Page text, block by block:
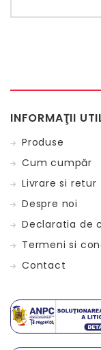
INFORMAŢII
Produse
Cum cumpăr
Livrare si retur
Despre noi
Declaratia de
Termeni si
Contact